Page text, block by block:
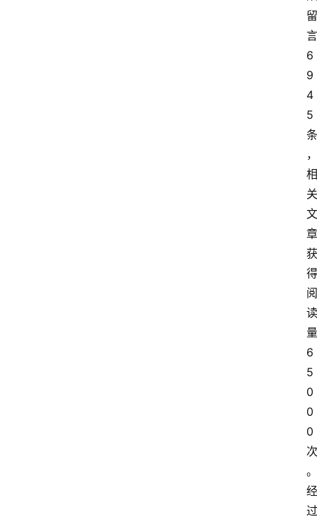
留
言
6
9
4
5
条
，
相
关
文
章
获
得
阅
读
量
6
5
0
0
0
次
。
经
过